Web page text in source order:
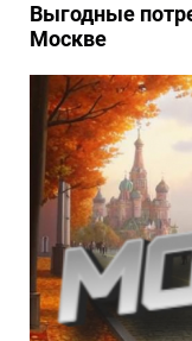
Выгодные
Москве